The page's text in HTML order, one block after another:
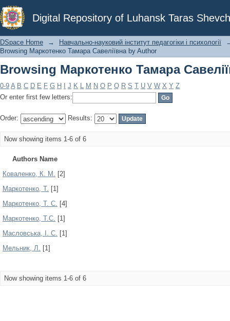
Digital Repository of Luhansk Taras
Browsing Маркотенко Тамара
DSpace Home → Навчально-науковий інститут педагогіки і психології
Browsing Маркотенко Тамара Савеліївна by Author
Browsing Маркотенко Тамара
0-9 A B C D E F G H J K L M N O P Q R S T U V W X Y Z
Or enter first few letters:
Order: Results:
Now showing items 1-6 of 6
Authors Name
Коваленко, К. М. [2]
Маркотенко, Т. [1]
Маркотенко, Т. С. [4]
Маркотенко, Т.С. [1]
Масловська, І. С. [1]
Мельник, Л. [1]
Now showing items 1-6 of 6